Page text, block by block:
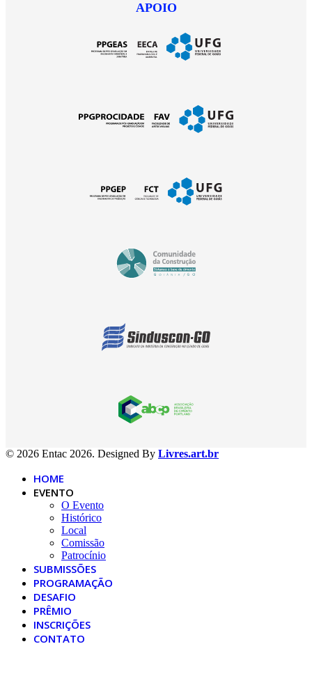
APOIO
© 2026 Entac 2026. Designed By Livres.art.br
HOME
EVENTO
O Evento
Histórico
Local
Comissão
Patrocínio
SUBMISSÕES
PROGRAMAÇÃO
DESAFIO
PRÊMIO
INSCRIÇÕES
CONTATO